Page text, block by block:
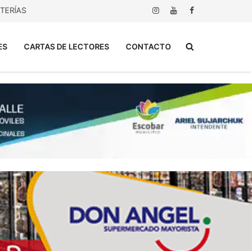
CARTAS DE LECTORES CONTACTO